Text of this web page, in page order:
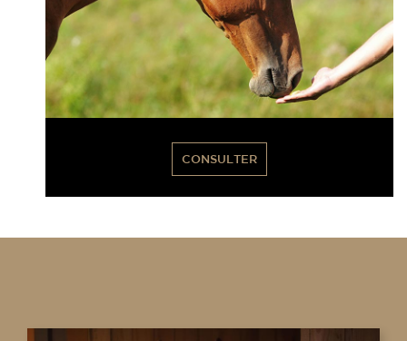
CONSULTER